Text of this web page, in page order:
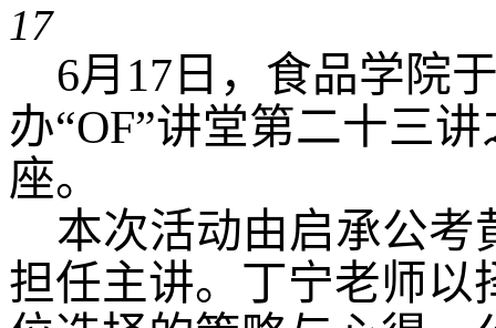
17
6月17日，食品学院
办“OF”讲堂第二十三
座。
本次活动由启承公考
担任主讲。丁宁老师以